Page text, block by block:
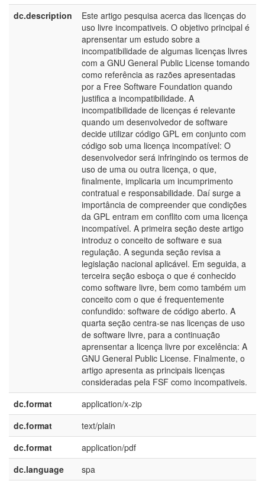
dc.description
Este artigo pesquisa acerca das licenças do
uso livre incompativeis. O objetivo principal é
aprensentar um estudo sobre a
incompatibilidade de algumas licenças livres
com a GNU General Public License tomando
como referência as razões apresentadas
por a Free Software Foundation quando
justifica a incompatibilidade. A
incompatibilidade de licenças é relevante
quando um desenvolvedor de software
decide utilizar código GPL em conjunto com
código sob uma licença incompatível: O
desenvolvedor será infringindo os termos de
uso de uma ou outra licença, o que,
finalmente, implicaria um incumprimento
contratual e responsabilidade. Daí surge a
importância de compreender que condições
da GPL entram em conflito com uma licença
incompatível. A primeira seção deste artigo
introduz o conceito de software e sua
regulação. A segunda seção revisa a
legislação nacional aplicável. Em seguida, a
terceira seção esboça o que é conhecido
como software livre, bem como também um
conceito com o que é frequentemente
confundido: software de código aberto. A
quarta seção centra-se nas licenças de uso
de software livre, para a continuação
aprensentar a licença livre por excelência: A
GNU General Public License. Finalmente, o
artigo apresenta as principais licenças
consideradas pela FSF como incompativeis.
dc.format
application/x-zip
dc.format
text/plain
dc.format
application/pdf
dc.language
spa